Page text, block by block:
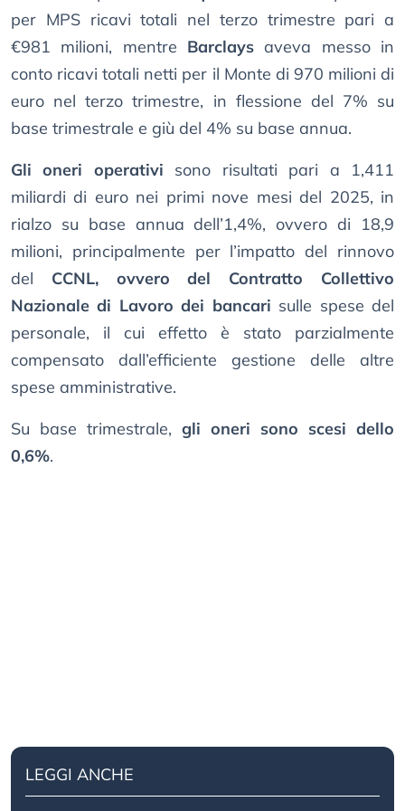
per MPS ricavi totali nel terzo trimestre pari a
€981 milioni, mentre Barclays aveva messo in
conto ricavi totali netti per il Monte di 970 milioni di
euro nel terzo trimestre, in flessione del 7% su
base trimestrale e giù del 4% su base annua.
Gli oneri operativi sono risultati pari a 1,411
miliardi di euro nei primi nove mesi del 2025, in
rialzo su base annua dell’1,4%, ovvero di 18,9
milioni, principalmente per l’impatto del rinnovo
del CCNL, ovvero del Contratto Collettivo
Nazionale di Lavoro dei bancari sulle spese del
personale, il cui effetto è stato parzialmente
compensato dall’efficiente gestione delle altre
spese amministrative.
Su base trimestrale, gli oneri sono scesi dello
0,6%.
LEGGI ANCHE